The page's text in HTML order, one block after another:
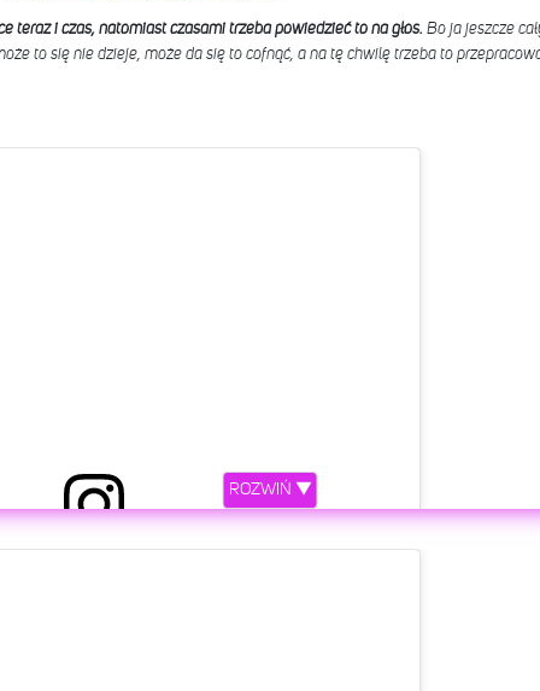
teraz i czas, natomiast czasami trzeba powiedzieć to na głos. Bo ja jeszcze
to się nie dzieje, może da się to cofnąć, a na tę chwilę trzeba to
ROZWIŃ ▼